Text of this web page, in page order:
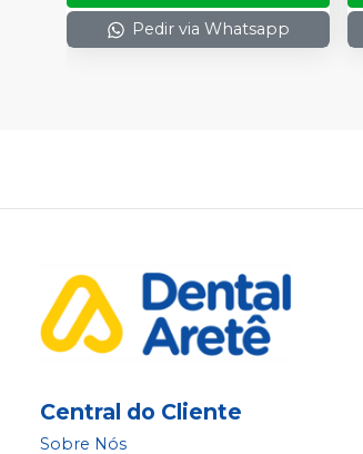
Pedir via Whatsapp
Central do Cliente
Sobre Nós